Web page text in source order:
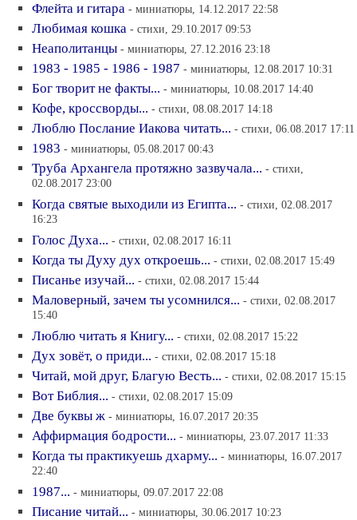
Флейта и гитара - миниатюры, 14.12.2017 22:58
Любимая кошка - стихи, 29.10.2017 09:53
Неаполитанцы - миниатюры, 27.12.2016 23:18
1983 - 1985 - 1986 - 1987 - миниатюры, 12.08.2017 10:31
Бог творит не факты... - миниатюры, 10.08.2017 14:40
Кофе, кроссворды... - стихи, 08.08.2017 14:18
Люблю Послание Иакова читать... - стихи, 06.08.2017 17:11
1983 - миниатюры, 05.08.2017 00:43
Труба Архангела протяжно зазвучала... - стихи,
02.08.2017 23:00
Когда святые выходили из Египта... - стихи, 02.08.2017
16:23
Голос Духа... - стихи, 02.08.2017 16:11
Когда ты Духу дух откроешь... - стихи, 02.08.2017 15:49
Писанье изучай... - стихи, 02.08.2017 15:44
Маловерный, зачем ты усомнился... - стихи, 02.08.2017
15:40
Люблю читать я Книгу... - стихи, 02.08.2017 15:22
Дух зовёт, о приди... - стихи, 02.08.2017 15:18
Читай, мой друг, Благую Весть... - стихи, 02.08.2017 15:15
Вот Библия... - стихи, 02.08.2017 15:09
Две буквы ж - миниатюры, 16.07.2017 20:35
Аффирмация бодрости... - миниатюры, 23.07.2017 11:33
Когда ты практикуешь дхарму... - миниатюры, 16.07.2017
22:40
1987... - миниатюры, 09.07.2017 22:08
Писание читай... - миниатюры, 30.06.2017 10:23